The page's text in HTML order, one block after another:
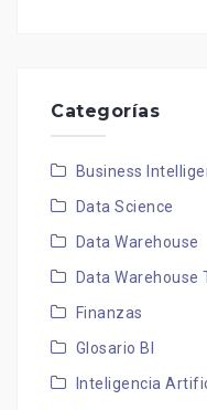
Categorías
Business
Data Science
Data Warehouse
Data Warehouse
Finanzas
Glosario BI
Inteligencia